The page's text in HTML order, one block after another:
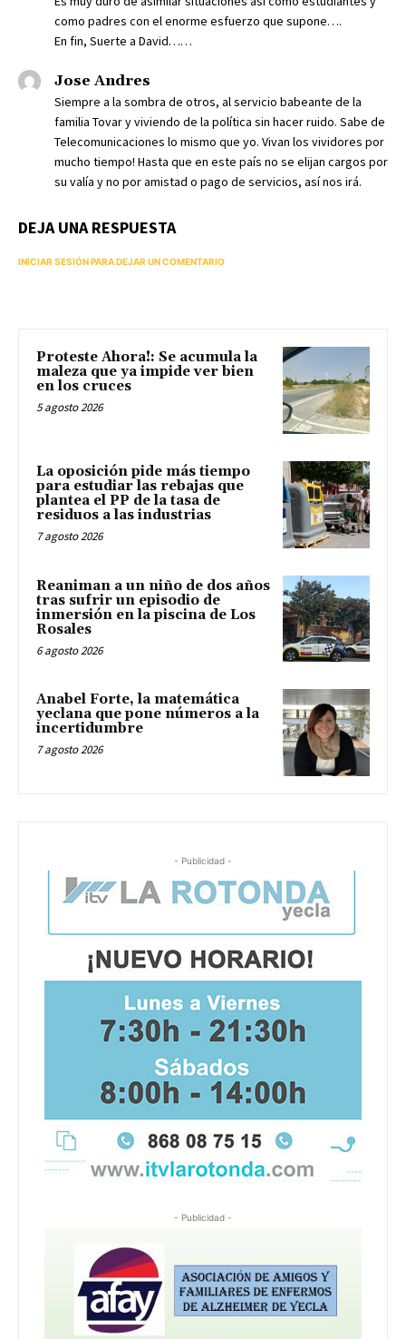
como padres con el enorme esfuerzo que supone….
En fin, Suerte a David……
Jose Andres
Siempre a la sombra de otros, al servicio babeante de la
familia Tovar y viviendo de la política sin hacer ruido. Sabe de
Telecomunicaciones lo mismo que yo. Vivan los vividores por
mucho tiempo! Hasta que en este país no se elijan cargos por
su valía y no por amistad o pago de servicios, así nos irá.
DEJA UNA RESPUESTA
INICIAR SESIÓN PARA DEJAR UN COMENTARIO
Proteste Ahora!: Se acumula la
maleza que ya impide ver bien
en los cruces
5 agosto 2026
La oposición pide más tiempo
para estudiar las rebajas que
plantea el PP de la tasa de
residuos a las industrias
7 agosto 2026
Reaniman a un niño de dos años
tras sufrir un episodio de
inmersión en la piscina de Los
Rosales
6 agosto 2026
Anabel Forte, la matemática
yeclana que pone números a la
incertidumbre
7 agosto 2026
- Publicidad -
- Publicidad -